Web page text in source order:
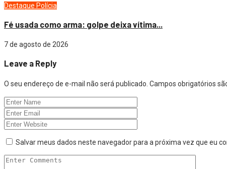
Destaque Polícia
Fé usada como arma: golpe deixa vítima...
7 de agosto de 2026
Leave a Reply
O seu endereço de e-mail não será publicado. Campos obrigatórios
Salvar meus dados neste navegador para a próxima vez que eu